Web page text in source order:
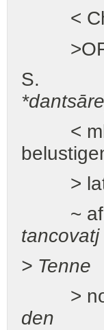
<
S.
*dantsāre
<
>
~
tancovatj
> Tenne
>
den